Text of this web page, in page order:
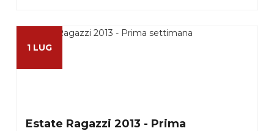
1 LUG
Estate Ragazzi 2013 - Prima